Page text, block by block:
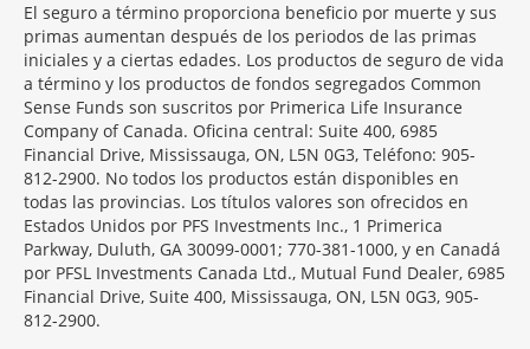
El seguro a término proporciona beneficio por muerte y sus
primas aumentan después de los periodos de las primas
iniciales y a ciertas edades. Los productos de seguro de vida
a término y los productos de fondos segregados Common
Sense Funds son suscritos por Primerica Life Insurance
Company of Canada. Oficina central: Suite 400, 6985
Financial Drive, Mississauga, ON, L5N 0G3, Teléfono: 905-
812-2900. No todos los productos están disponibles en
todas las provincias. Los títulos valores son ofrecidos en
Estados Unidos por PFS Investments Inc., 1 Primerica
Parkway, Duluth, GA 30099-0001; 770-381-1000, y en Canadá
por PFSL Investments Canada Ltd., Mutual Fund Dealer, 6985
Financial Drive, Suite 400, Mississauga, ON, L5N 0G3, 905-
812-2900.